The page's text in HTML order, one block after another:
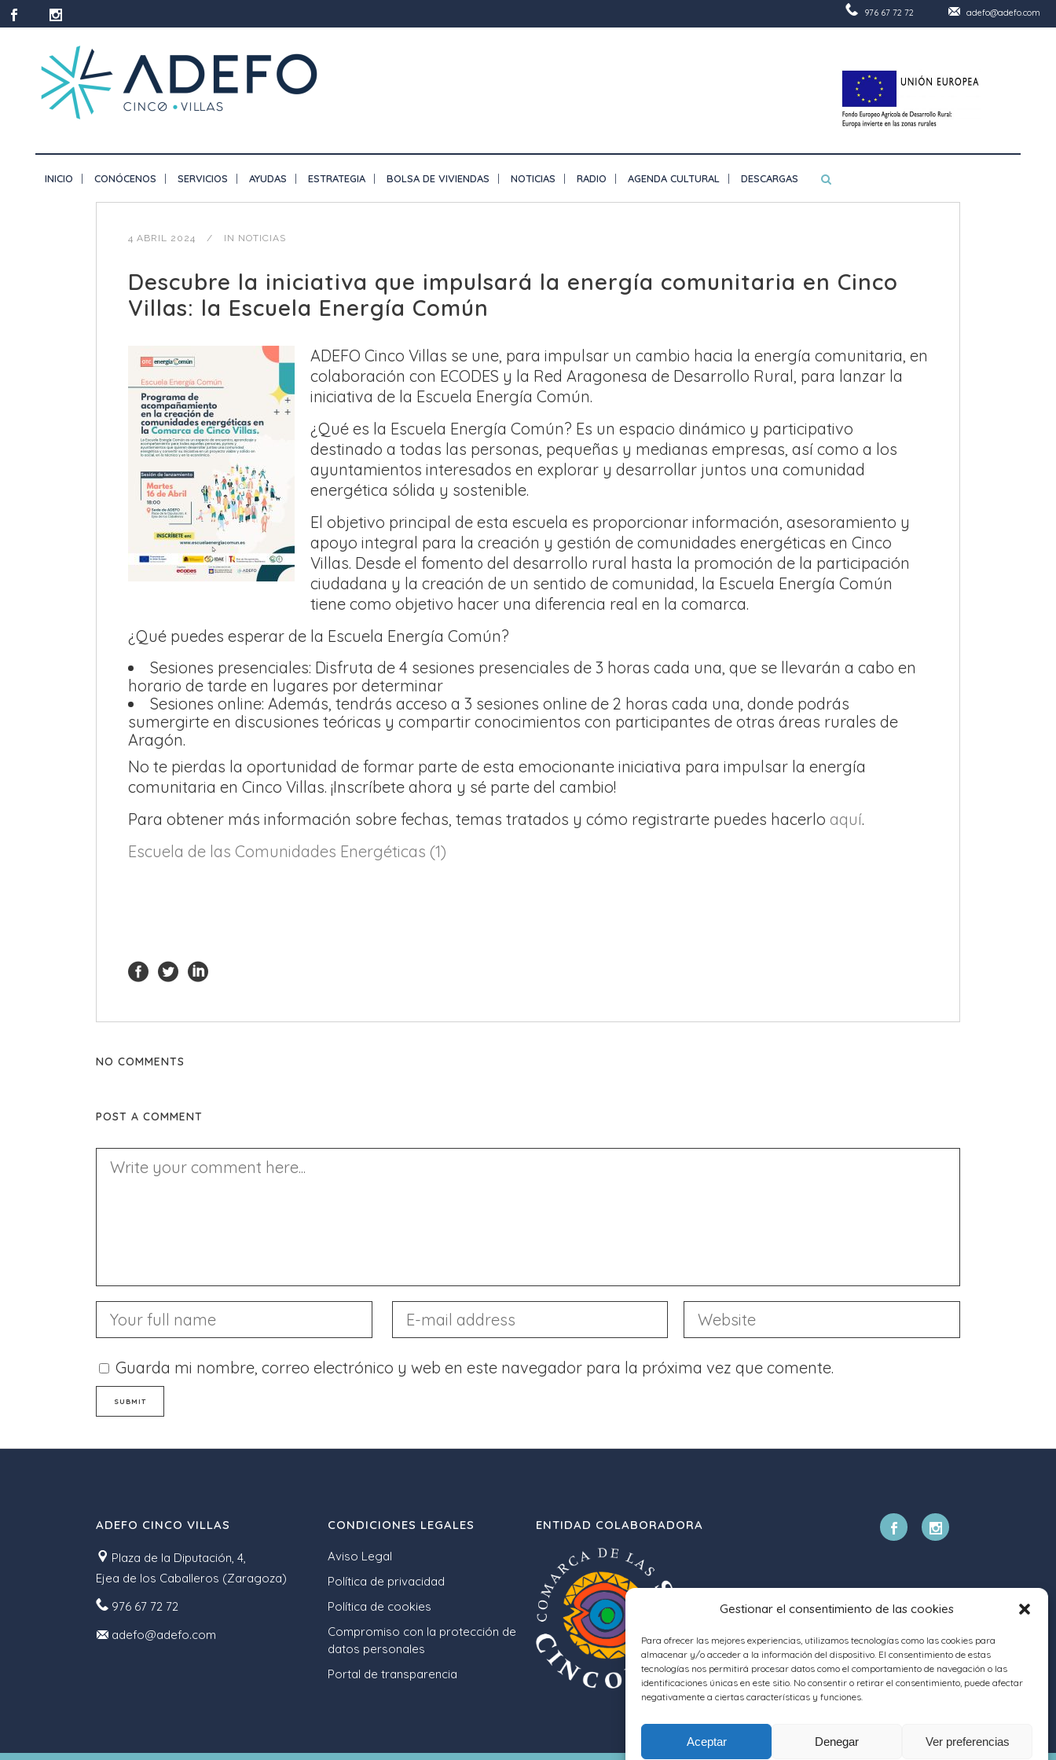
Gestionar el consentimiento de las cookies
Para ofrecer las mejores experiencias, utilizamos tecnologías como las cookies para
almacenar y/o acceder a la información del dispositivo. El consentimiento de estas
tecnologías nos permitirá procesar datos como el comportamiento de navegación o las
identificaciones únicas en este sitio. No consentir o retirar el consentimiento, puede afectar
negativamente a ciertas características y funciones.
Aceptar Denegar Ver preferencias
976 67 72 72 adefo@adefo.com
INICIO CONÓCENOS SERVICIOS AYUDAS ESTRATEGIA BOLSA DE VIVIENDAS NOTICIAS RADIO AGENDA CULTURAL DESCARGAS
4 ABRIL 2024 IN NOTICIAS
Descubre la iniciativa que impulsará la energía comunitaria en Cinco
Villas: la Escuela Energía Común
ADEFO Cinco Villas se une, para impulsar un cambio hacia la energía comunitaria, en
colaboración con ECODES y la Red Aragonesa de Desarrollo Rural, para lanzar la
iniciativa de la Escuela Energía Común.
¿Qué es la Escuela Energía Común? Es un espacio dinámico y participativo
destinado a todas las personas, pequeñas y medianas empresas, así como a los
ayuntamientos interesados en explorar y desarrollar juntos una comunidad
energética sólida y sostenible.
El objetivo principal de esta escuela es proporcionar información, asesoramiento y
apoyo integral para la creación y gestión de comunidades energéticas en Cinco
Villas. Desde el fomento del desarrollo rural hasta la promoción de la participación
ciudadana y la creación de un sentido de comunidad, la Escuela Energía Común
tiene como objetivo hacer una diferencia real en la comarca.
¿Qué puedes esperar de la Escuela Energía Común?
Sesiones presenciales: Disfruta de 4 sesiones presenciales de 3 horas cada una, que se llevarán a cabo en
horario de tarde en lugares por determinar
Sesiones online: Además, tendrás acceso a 3 sesiones online de 2 horas cada una, donde podrás
sumergirte en discusiones teóricas y compartir conocimientos con participantes de otras áreas rurales de
Aragón.
No te pierdas la oportunidad de formar parte de esta emocionante iniciativa para impulsar la energía
comunitaria en Cinco Villas. ¡Inscríbete ahora y sé parte del cambio!
Para obtener más información sobre fechas, temas tratados y cómo registrarte puedes hacerlo aquí.
Escuela de las Comunidades Energéticas (1)
NO COMMENTS
POST A COMMENT
Guarda mi nombre, correo electrónico y web en este navegador para la próxima vez que comente.
ADEFO CINCO VILLAS
Plaza de la Diputación, 4,
Ejea de los Caballeros (Zaragoza)
976 67 72 72
adefo@adefo.com
CONDICIONES LEGALES
Aviso Legal
Política de privacidad
Política de cookies
Compromiso con la protección de
datos personales
Portal de transparencia
ENTIDAD COLABORADORA